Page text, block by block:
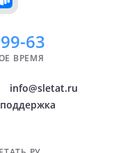
63
ВРЕМЯ
info@sletat.ru